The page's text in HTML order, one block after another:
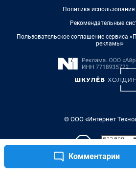
Комментарии
Политика
Рекомендательные
Пользовательское соглашение сервиса
рекламы»
© ООО «Интернет